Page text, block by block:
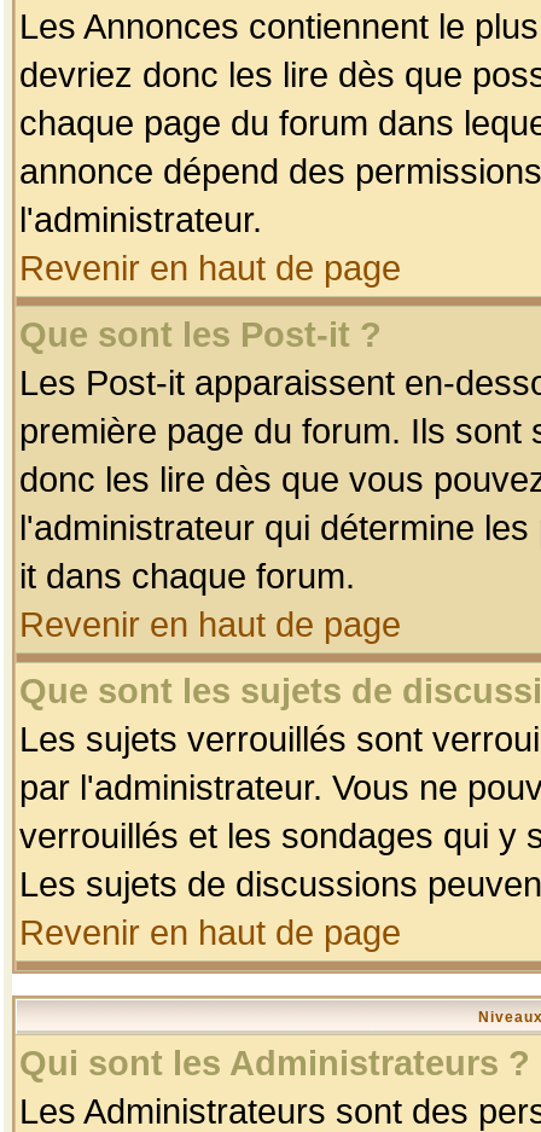
Les Annonces contiennent le
devriez donc les lire dès que
chaque page du forum dans
annonce dépend des
l'administrateur.
Revenir en haut de page
Que sont les Post-it ?
Les Post-it apparaissent en-
première page du forum. Ils
donc les lire dès que vous
l'administrateur qui détermine
it dans chaque forum.
Revenir en haut de page
Que sont les sujets de
Les sujets verrouillés sont
par l'administrateur. Vous ne
verrouillés et les sondages qui y
Les sujets de discussions
Revenir en haut de page
Qui sont les Administrateurs ?
Les Administrateurs sont des